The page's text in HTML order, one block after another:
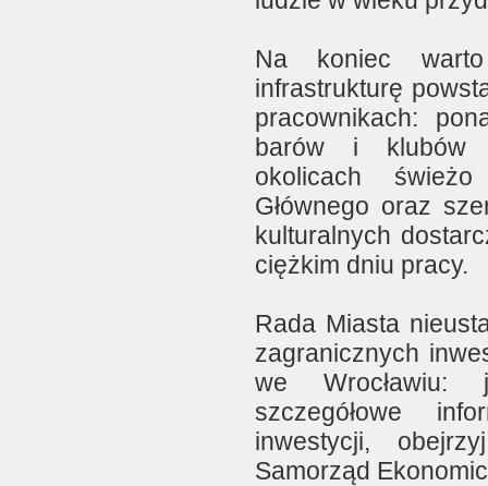
Na koniec
infrastrukturę
pracownikach:
barów i klubów
okolicach
Głównego oraz
kulturalnych
ciężkim dniu pracy.
Rada Miasta
zagranicznych
we Wrocławiu:
szczegółowe
inwestycji,
Samorząd